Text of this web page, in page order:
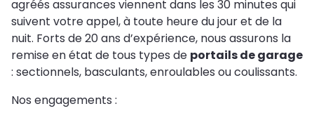
agréés assurances viennent dans les 30 minutes qui
suivent votre appel, à toute heure du jour et de la
nuit. Forts de 20 ans d’expérience, nous assurons la
remise en état de tous types de portails de garage
: sectionnels, basculants, enroulables ou coulissants.
Nos engagements :